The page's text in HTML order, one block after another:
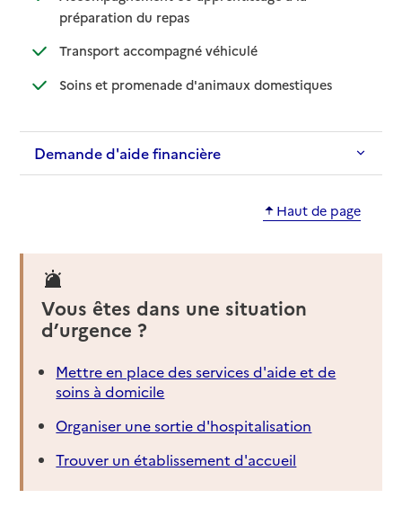
préparation du repas: disponible
: non disponible
Transport accompagné véhiculé: disponible
: non disponible
Soins et promenade d'animaux domestiques: disponible
: non
Demande d'aide financière
Haut de page
Vous êtes dans une situation
d’urgence ?
Mettre en place des services d'aide et de
soins à domicile
Organiser une sortie d'hospitalisation
Trouver un établissement d'accueil